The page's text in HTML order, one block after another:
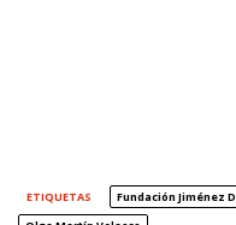
ETIQUETAS Fundación Jiménez